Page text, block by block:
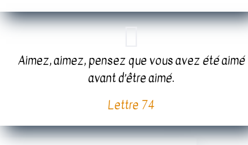
Aimez, aimez, pensez que vous avez été aimé
avant d’être aimé.
Lettre 74